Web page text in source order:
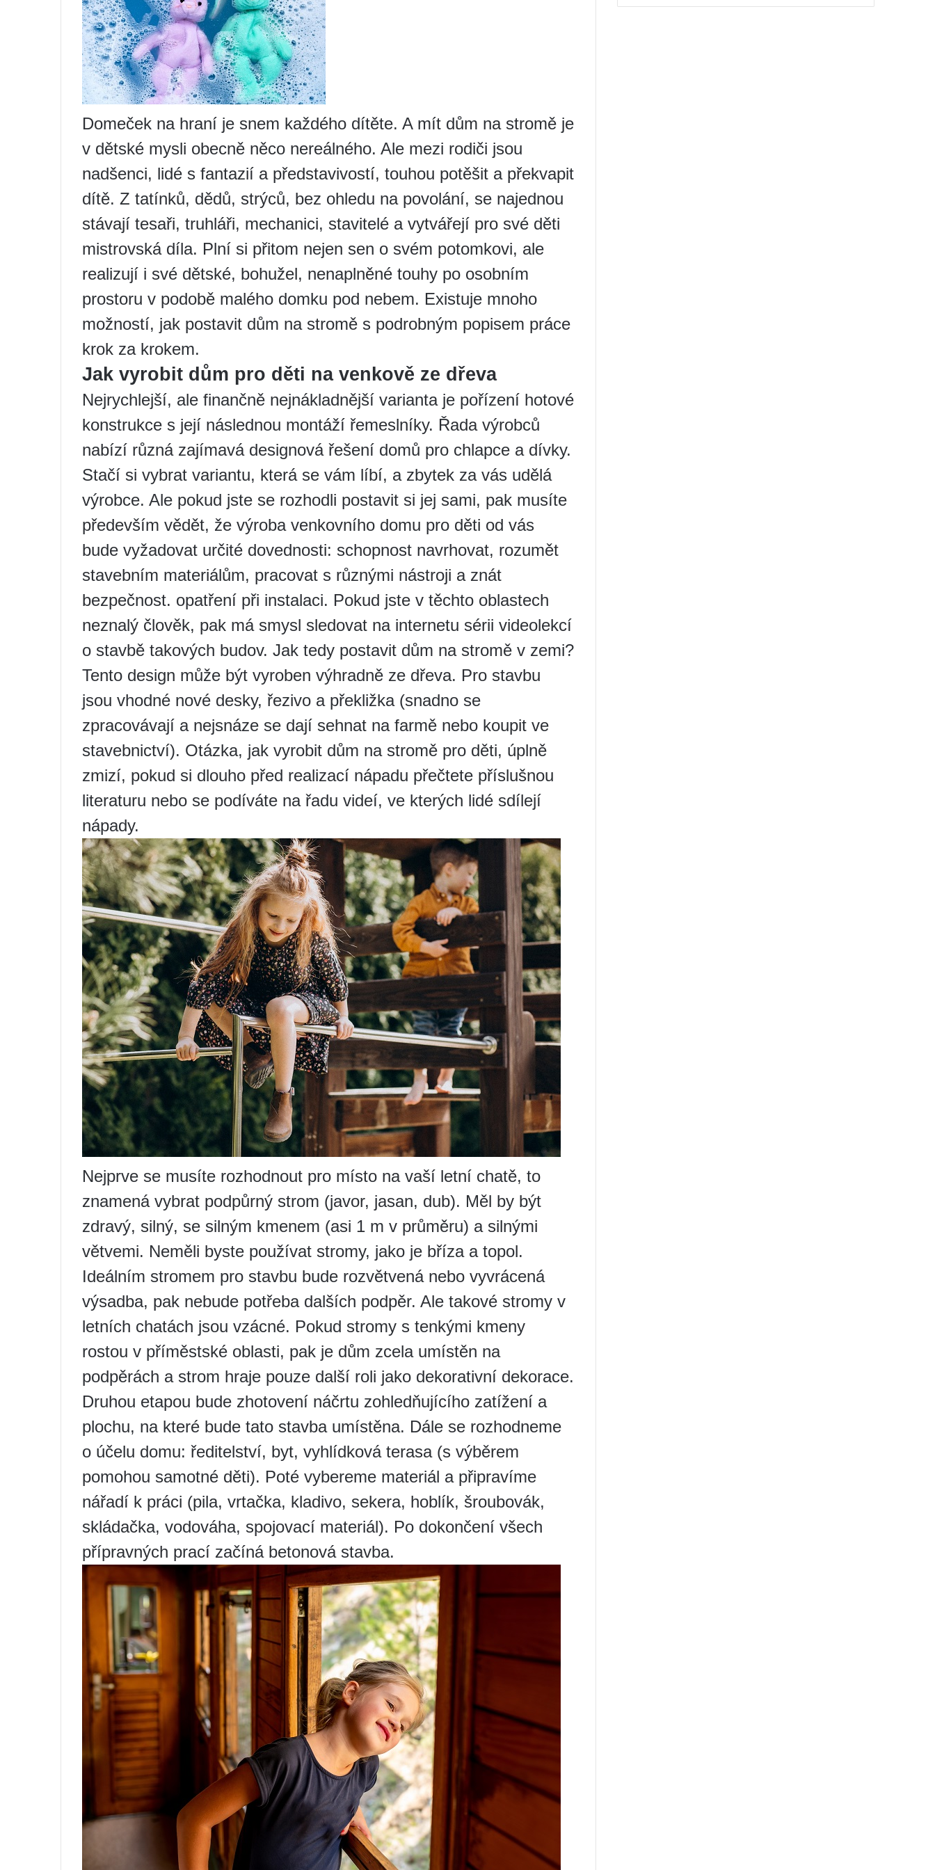
Domeček na hraní je snem každého dítěte. A mít dům na stromě je
v dětské mysli obecně něco nereálného. Ale mezi rodiči jsou
nadšenci, lidé s fantazií a představivostí, touhou potěšit a překvapit
dítě. Z tatínků, dědů, strýců, bez ohledu na povolání, se najednou
stávají tesaři, truhláři, mechanici, stavitelé a vytvářejí pro své děti
mistrovská díla. Plní si přitom nejen sen o svém potomkovi, ale
realizují i ​​své dětské, bohužel, nenaplněné touhy po osobním
prostoru v podobě malého domku pod nebem. Existuje mnoho
možností, jak postavit dům na stromě s podrobným popisem práce
krok za krokem.
Jak vyrobit dům pro děti na venkově ze dřeva
Nejrychlejší, ale finančně nejnákladnější varianta je pořízení hotové
konstrukce s její následnou montáží řemeslníky. Řada výrobců
nabízí různá zajímavá designová řešení domů pro chlapce a dívky.
Stačí si vybrat variantu, která se vám líbí, a zbytek za vás udělá
výrobce. Ale pokud jste se rozhodli postavit si jej sami, pak musíte
především vědět, že výroba venkovního domu pro děti od vás
bude vyžadovat určité dovednosti: schopnost navrhovat, rozumět
stavebním materiálům, pracovat s různými nástroji a znát
bezpečnost. opatření při instalaci. Pokud jste v těchto oblastech
neznalý člověk, pak má smysl sledovat na internetu sérii videolekcí
o stavbě takových budov. Jak tedy postavit dům na stromě v zemi?
Tento design může být vyroben výhradně ze dřeva. Pro stavbu
jsou vhodné nové desky, řezivo a překližka (snadno se
zpracovávají a nejsnáze se dají sehnat na farmě nebo koupit ve
stavebnictví). Otázka, jak vyrobit dům na stromě pro děti, úplně
zmizí, pokud si dlouho před realizací nápadu přečtete příslušnou
literaturu nebo se podíváte na řadu videí, ve kterých lidé sdílejí
nápady.
Nejprve se musíte rozhodnout pro místo na vaší letní chatě, to
znamená vybrat podpůrný strom (javor, jasan, dub). Měl by být
zdravý, silný, se silným kmenem (asi 1 m v průměru) a silnými
větvemi. Neměli byste používat stromy, jako je bříza a topol.
Ideálním stromem pro stavbu bude rozvětvená nebo vyvrácená
výsadba, pak nebude potřeba dalších podpěr. Ale takové stromy v
letních chatách jsou vzácné. Pokud stromy s tenkými kmeny
rostou v příměstské oblasti, pak je dům zcela umístěn na
podpěrách a strom hraje pouze další roli jako dekorativní dekorace.
Druhou etapou bude zhotovení náčrtu zohledňujícího zatížení a
plochu, na které bude tato stavba umístěna. Dále se rozhodneme
o účelu domu: ředitelství, byt, vyhlídková terasa (s výběrem
pomohou samotné děti). Poté vybereme materiál a připravíme
nářadí k práci (pila, vrtačka, kladivo, sekera, hoblík, šroubovák,
skládačka, vodováha, spojovací materiál). Po dokončení všech
přípravných prací začíná betonová stavba.